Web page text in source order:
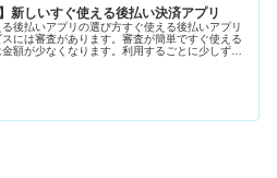
】新しいすぐ使える後払い決済アプリ
後払いアプリの選び方すぐ使える後払いアプリ
には審査があります。審査が簡単ですぐ使える
額が少なくなります。利用するごとに少しずつ